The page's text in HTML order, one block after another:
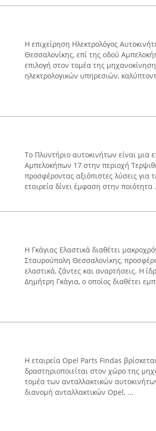
Η επιχείρηση Ηλεκτρολόγος
Θεσσαλονίκης, επί της οδού
επιλογή στον τομέα της
ηλεκτρολογικών υπηρεσιών,
Το Πλυντήριο αυτοκινήτων είναι μια
Αμπελοκήπων 17 στην περιοχή
προσφέροντας αξιόπιστες λύσεις
εταιρεία δίνει έμφαση στην ποιότητα
Η Γκάγιας Ελαστικά διαθέτει
Σταυρούπολη Θεσσαλονίκης,
ελαστικά, ζάντες και αναρτήσεις. Η
Δημήτρη Γκάγια, ο οποίος διαθέτει
Η εταιρεία Opel Parts Findas
δραστηριοποιείται στον χώρο της
τομέα των ανταλλακτικών
διανομή ανταλλακτικών Opel, ...